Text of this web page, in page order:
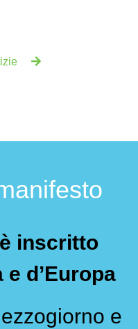
inscritto
e d’Europa
e